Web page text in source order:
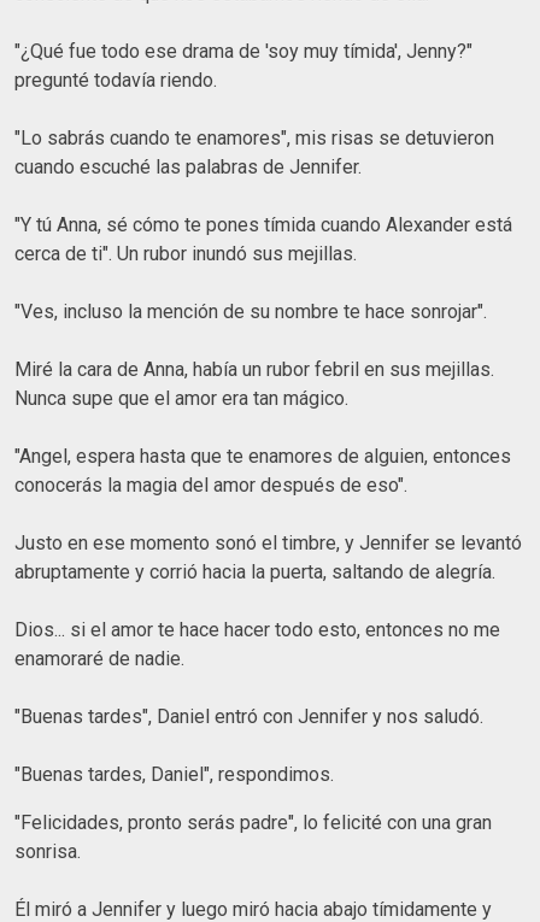
"¿Qué fue todo ese drama de 'soy muy tímida', Jenny?"
pregunté todavía riendo.
"Lo sabrás cuando te enamores", mis risas se detuvieron
cuando escuché las palabras de Jennifer.
"Y tú Anna, sé cómo te pones tímida cuando Alexander está
cerca de ti". Un rubor inundó sus mejillas.
"Ves, incluso la mención de su nombre te hace sonrojar".
Miré la cara de Anna, había un rubor febril en sus mejillas.
Nunca supe que el amor era tan mágico.
"Angel, espera hasta que te enamores de alguien, entonces
conocerás la magia del amor después de eso".
Justo en ese momento sonó el timbre, y Jennifer se levantó
abruptamente y corrió hacia la puerta, saltando de alegría.
Dios... si el amor te hace hacer todo esto, entonces no me
enamoraré de nadie.
"Buenas tardes", Daniel entró con Jennifer y nos saludó.
"Buenas tardes, Daniel", respondimos.
"Felicidades, pronto serás padre", lo felicité con una gran
sonrisa.
Él miró a Jennifer y luego miró hacia abajo tímidamente y